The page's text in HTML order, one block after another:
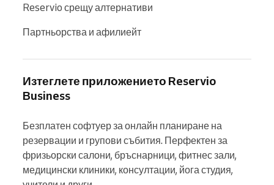
Reservio срещу алтернативи
Партньорства и афилиейт
Изтеглете приложението Reservio
Business
Безплатен софтуер за онлайн планиране на
резервации и групови събития. Перфектен за
фризьорски салони, бръснарници, фитнес зали,
медицински клиники, консултации, йога студия,